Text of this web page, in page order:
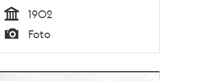
Tid
1902
Foto